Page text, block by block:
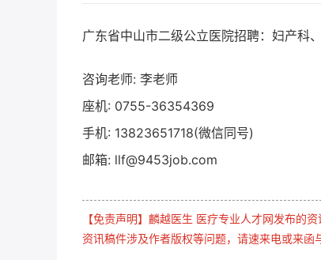
广东省中山市二级公立医院招聘：妇产科
咨询老师: 李老师
座机: 0755-36354369
手机: 13823651718(微信同号)
邮箱: llf@9453job.com
【免责声明】麟越医生 医疗专业人才网发布的
资讯稿件涉及作者版权等问题，请速来电或来函